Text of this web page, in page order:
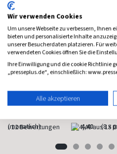
Psychologie Heute
Psychologie fürs Leben
(monatlich) 4,40 (8 x
Wir verwenden Cookies
Um unsere Webseite zu verbessern, Ihnen
bieten und personalisierte Inhalte
unserer Besucherdaten platzieren. Für
verwendeten Cookies öffnen Sie die
Ihre Einwilligung und die cookie Richtlinie
„presseplus.de“, einschließlich:
Alle akzeptieren